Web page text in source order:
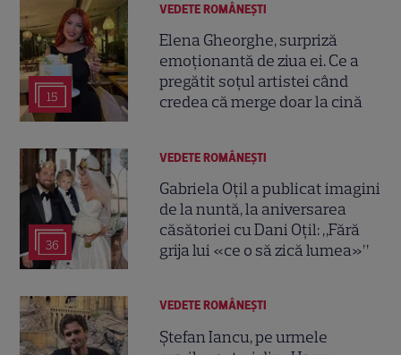
15
VEDETE ROMÂNEŞTI
Elena Gheorghe, surpriză
emoționantă de ziua ei. Ce a
pregătit soțul artistei când
credea că merge doar la cină
36
VEDETE ROMÂNEŞTI
Gabriela Oțil a publicat imagini
de la nuntă, la aniversarea
căsătoriei cu Dani Oțil: „Fără
grija lui «ce o să zică lumea»”
VEDETE ROMÂNEŞTI
Ștefan Iancu, pe urmele